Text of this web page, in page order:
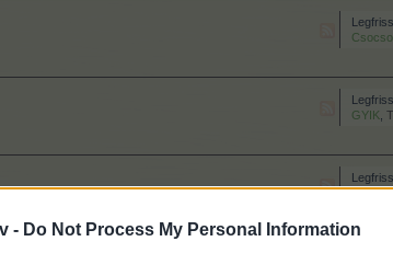
- Do Not Process My Personal Information
GYIK
GYIK,